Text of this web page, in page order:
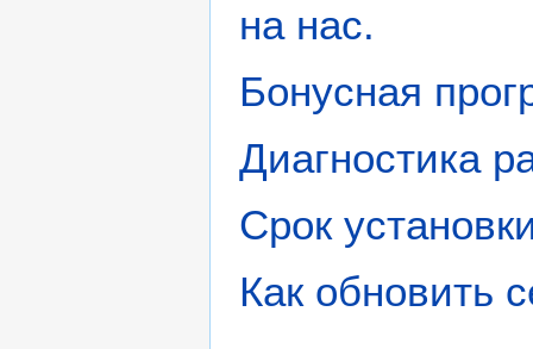
на нас.
Бонусная
Диагностика
Срок
Как обновить